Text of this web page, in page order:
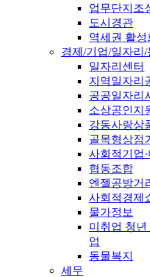
업무단지조
도시경관
역세권 활성
경제/기업/일자리/
일자리센터
지역일자리
공공일자리
소상공인지
강동사랑상
골목형상점
사회적기업
협동조합
엔젤공방거
사회적경제
물가정보
미취업 청
업
동물복지
세무